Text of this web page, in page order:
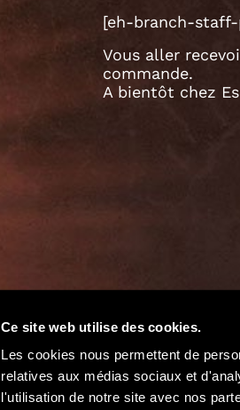
Ce site web utilise des cookies.
Les cookies nous permettent de
relatives aux médias sociaux et
l'utilisation de notre site avec nos
[eh-branch-staff-
Vous aller
commande.
A bientôt chez